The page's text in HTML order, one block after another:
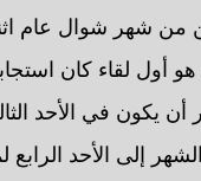
من شهر شوال عام
أول لقاء كان
أن يكون في الأحد
إلى الأحد الرابع